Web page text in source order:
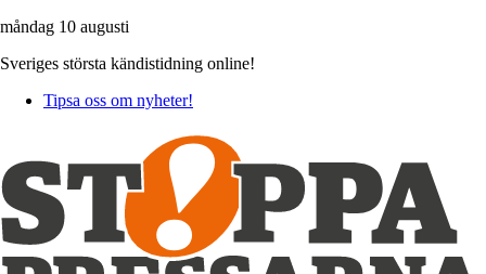
måndag 10 augusti
Sveriges största kändistidning online!
Tipsa oss om nyheter!